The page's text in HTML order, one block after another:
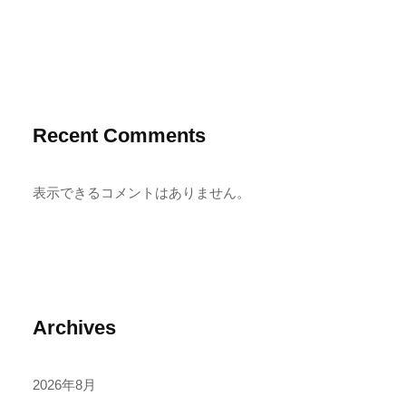
Recent Comments
表示できるコメントはありません。
Archives
2026年8月